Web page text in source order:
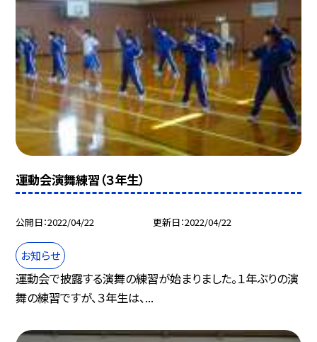
運動会演舞練習（３年生）
公開日 2022/04/22 更新日 2022/04/22
お知らせ
運動会で披露する演舞の練習が始まりました。１年ぶりの演
舞の練習ですが、３年生は、...